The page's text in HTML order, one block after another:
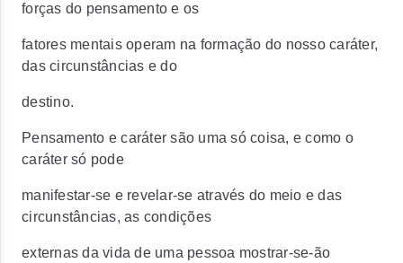
forças do pensamento e os
fatores mentais operam na formação do nosso caráter,
das circunstâncias e do
destino.
Pensamento e caráter são uma só coisa, e como o
caráter só pode
manifestar-se e revelar-se através do meio e das
circunstâncias, as condições
externas da vida de uma pessoa mostrar-se-ão